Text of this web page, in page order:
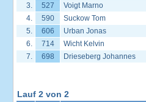
3.
527 Voigt Marno
4.
590 Suckow Tom
5.
606 Urban Jonas
6.
714 Wicht Kelvin
7.
698 Drieseberg Johannes
Lauf 2 von 2